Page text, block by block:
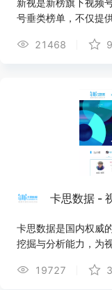
号垂类榜单，不仅提
主运营变现。
21468 9
卡思数据 -
卡思数据是国内权威
挖掘与分析能力，为
为内容投资提供全面
19727 3